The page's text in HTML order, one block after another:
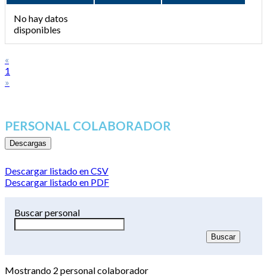
No hay datos
disponibles
«
1
»
PERSONAL COLABORADOR
Descargas
Descargar listado en CSV
Descargar listado en PDF
Buscar personal
Mostrando 2 personal colaborador